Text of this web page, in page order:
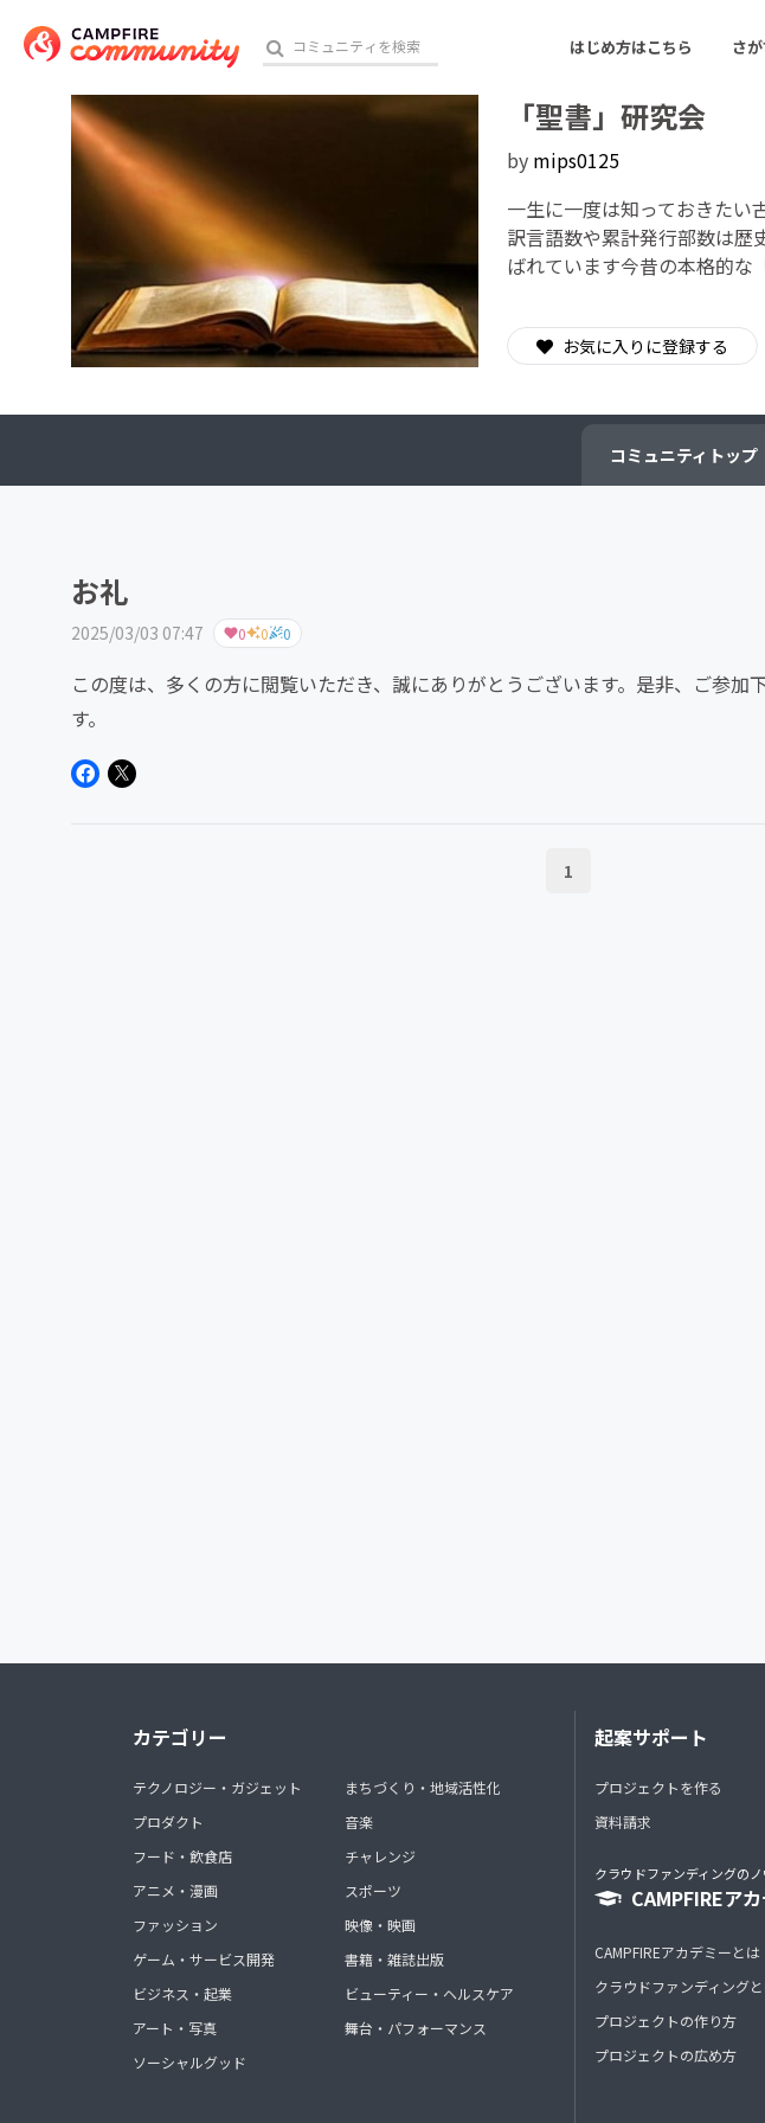
はじめ方はこちら さ
おすすめのコミュニティ 人
アート・写真
テクノロジー・ガジェット
ゲーム・サービス開発
「聖書」研究会
by mips0125
一生に一度は知っておきたい
訳言語数や累計発行部数は歴
ばれています今昔の本格的な
お気に入りに登録する
コミュニティ トップ
お礼
2025/03/03 07:47 0 0 0
この度は、多くの方に閲覧いただき、誠にありがとうございます。是非、ご参加
す。
1
カテゴリー
テクノロジー・ガジェット
プロダクト
フード・飲食店
アニメ・漫画
ファッション
ゲーム・サービス開発
ビジネス・起業
アート・写真
ソーシャルグッド
まちづくり・地域活性化
音楽
チャレンジ
スポーツ
映像・映画
書籍・雑誌出版
ビューティー・ヘルスケア
舞台・パフォーマンス
起案サポート
プロジェクトを作る
資料請求
クラウドファンディングの
CAMPFIREア
CAMPFIREアカデミーとは
クラウドファンディング
プロジェクトの作り方
プロジェクトの広め方